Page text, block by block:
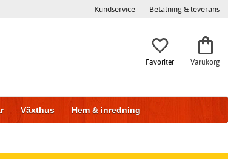
Kundservice Betalning & leverans
Favoriter Varukorg
Växthus Hem & inredning